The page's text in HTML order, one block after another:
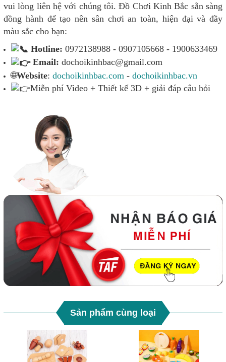
vui lòng liên hệ với chúng tôi. Đồ Chơi Kinh Bắc sẵn sàng
đồng hành để tạo nên sân chơi an toàn, hiện đại và đầy
màu sắc cho bạn:
Hotline: 0972138988 - 0907105668 - 1900633469
Email: dochoikinhbac@gmail.com
🌐Website: dochoikinhbac.com - dochoikinhbac.vn
Miễn phí Video + Thiết kế 3D + giải đáp câu hỏi
Sản phẩm cùng loại